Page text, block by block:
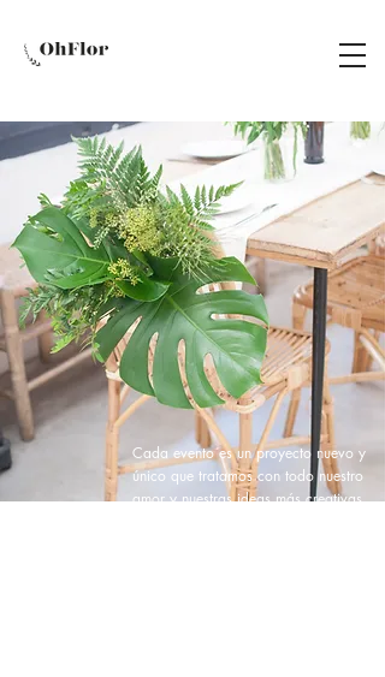
Cada evento es un proyecto nuevo y
único que tratamos con todo nuestro
amor y nuestras ideas más creativas.